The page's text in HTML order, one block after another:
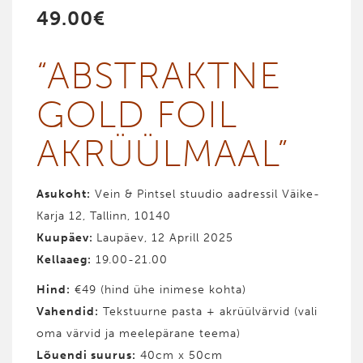
49.00€
“ABST­RAKT­NE
GOLD FOIL
AKRÜÜL­MAAL”
Asukoht: Vein & Pintsel stuudio aadressil Väike-
Karja 12, Tallinn, 10140
Kuupäev: Laupäev, 12 Aprill 2025
Kellaaeg: 19.00-21.00
Hind: €49 (hind ühe inimese kohta)
Vahendid: Tekstuurne pasta + akrüülvärvid (vali
oma värvid ja meelepärane teema)
Lõuendi suurus: 40cm x 50cm